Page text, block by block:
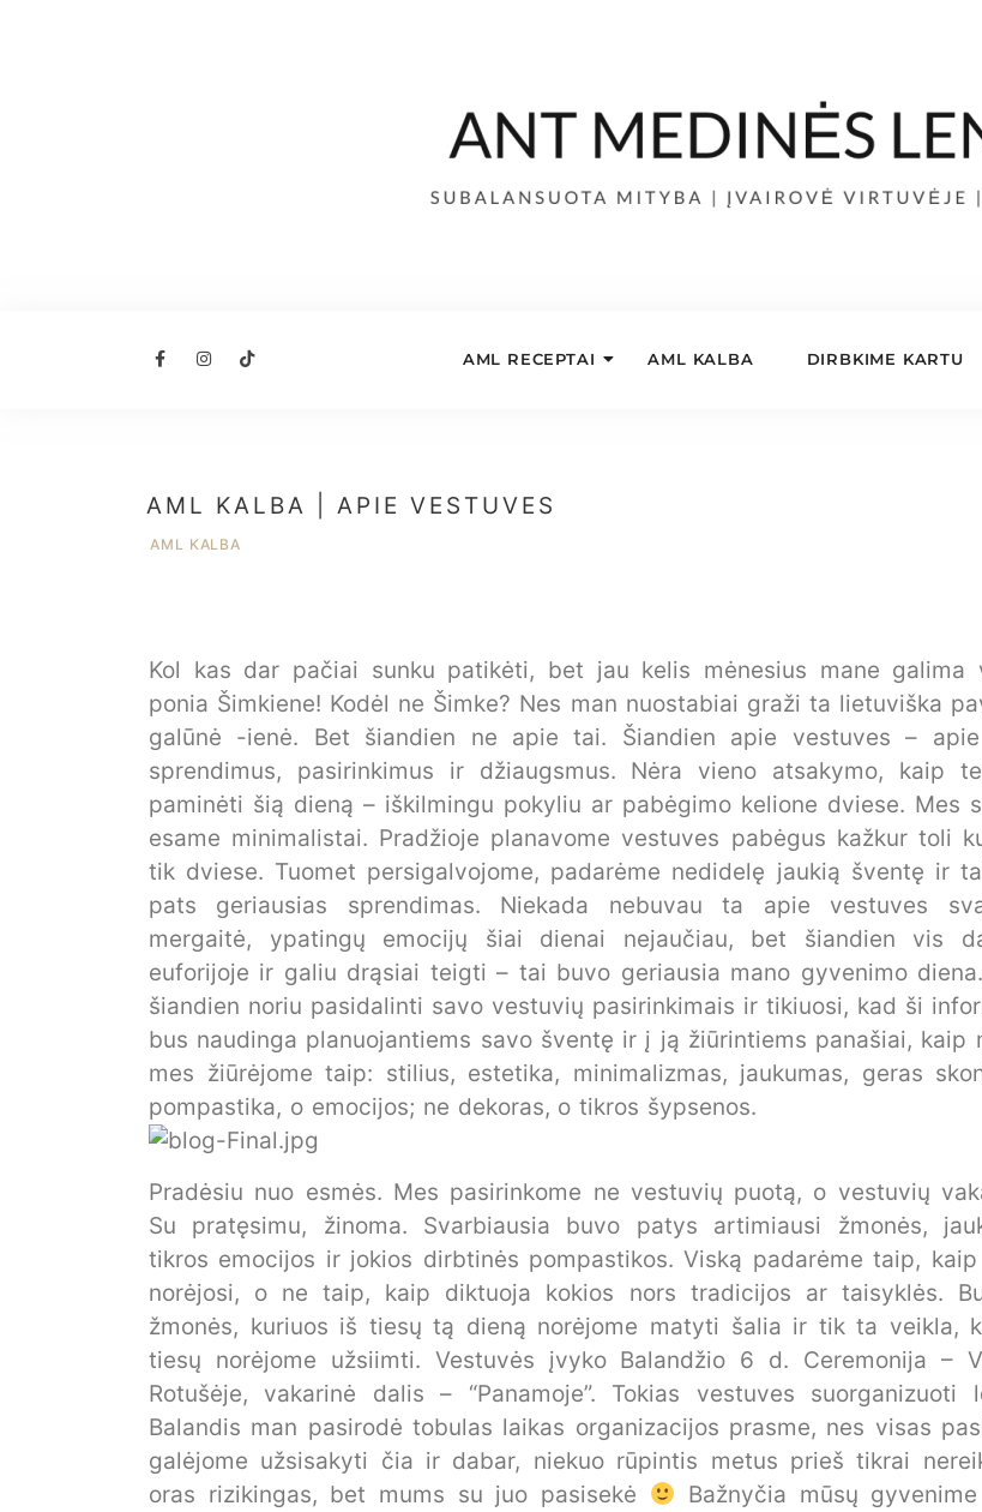
AML RECEPTAI AML KALBA DIRBKIME KARTU
AML KALBA | APIE VESTUVES
AML KALBA
Kol kas dar pačiai sunku patikėti, bet jau kelis mėnesius mane galima
ponia Šimkiene! Kodėl ne Šimke? Nes man nuostabiai graži ta lietuviška
galūnė -ienė. Bet šiandien ne apie tai. Šiandien apie vestuves –
sprendimus, pasirinkimus ir džiaugsmus. Nėra vieno atsakymo, kaip
paminėti šią dieną – iškilmingu pokyliu ar pabėgimo kelione dviese. Mes
esame minimalistai. Pradžioje planavome vestuves pabėgus kažkur toli
tik dviese. Tuomet persigalvojome, padarėme nedidelę jaukią šventę ir
pats geriausias sprendimas. Niekada nebuvau ta apie vestuves
mergaitė, ypatingų emocijų šiai dienai nejaučiau, bet šiandien vis
euforijoje ir galiu drąsiai teigti – tai buvo geriausia mano gyvenimo
šiandien noriu pasidalinti savo vestuvių pasirinkimais ir tikiuosi, kad ši
bus naudinga planuojantiems savo šventę ir į ją žiūrintiems panašiai, kaip
mes žiūrėjome taip: stilius, estetika, minimalizmas, jaukumas, geras
pompastika, o emocijos; ne dekoras, o tikros šypsenos.
Pradėsiu nuo esmės. Mes pasirinkome ne vestuvių puotą, o vestuvių
Su pratęsimu, žinoma. Svarbiausia buvo patys artimiausi žmonės,
tikros emocijos ir jokios dirbtinės pompastikos. Viską padarėme taip, kaip
norėjosi, o ne taip, kaip diktuoja kokios nors tradicijos ar taisyklės.
žmonės, kuriuos iš tiesų tą dieną norėjome matyti šalia ir tik ta veikla,
tiesų norėjome užsiimti. Vestuvės įvyko Balandžio 6 d. Ceremonija –
Rotušėje, vakarinė dalis – “Panamoje”. Tokias vestuves suorganizuoti
Balandis man pasirodė tobulas laikas organizacijos prasme, nes visas
galėjome užsisakyti čia ir dabar, niekuo rūpintis metus prieš tikrai
oras rizikingas, bet mums su juo pasisekė
Bažnyčia mūsų